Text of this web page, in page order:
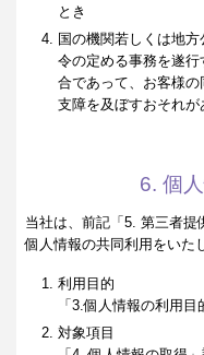
とき
国の機関若しくは地
令の定める事務を遂
合であって、お客様
支障を及ぼすおそれが
6. 個
当社は、前記「5. 第三者提
個人情報の共同利用をいた
利用目的
「3.個人情報の利用
対象項目